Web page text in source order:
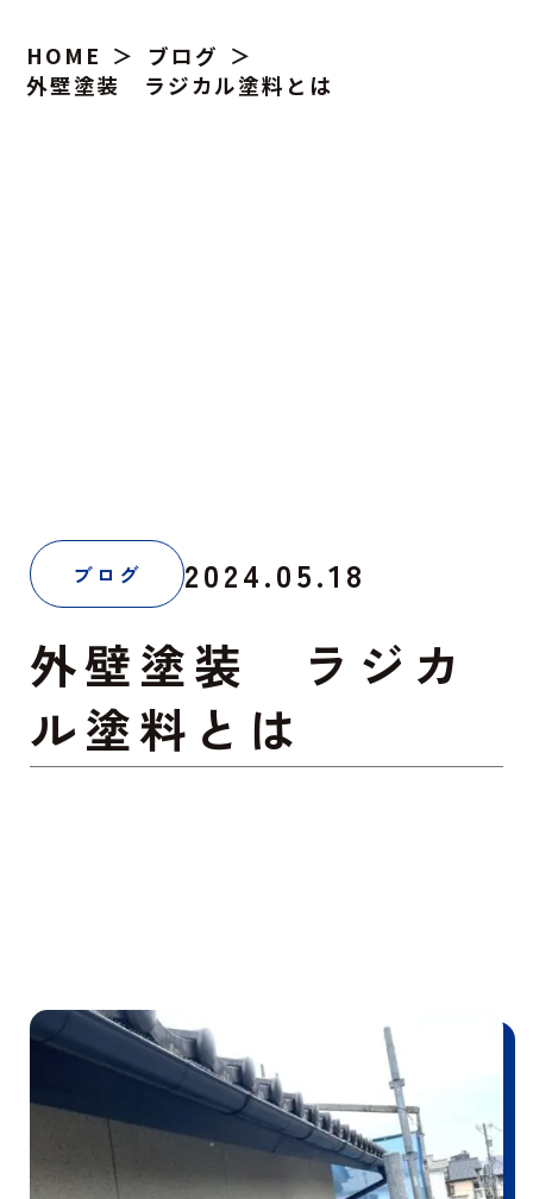
HOME
ブログ
外壁塗装 ラジカル塗料とは
ブログ 2024.05.18
外壁塗装 ラジカ
ル塗料とは